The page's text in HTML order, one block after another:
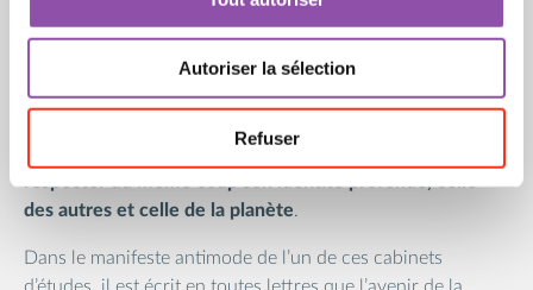
Autoriser la sélection
Refuser
manifeste dans l’idée qu’une touche de sobriété n’entame
en rien la splendeur. Les grands cabinets d’études des
tendances ont proclamé, depuis quelques années déjà,
l’ère de la contre-mode. Il ne s’agit plus de mode en tant
respecter du même coup son identité profonde, celle
des autres et celle de la planète.
Dans le manifeste antimode de l’un de ces cabinets